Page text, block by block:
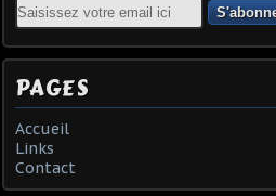
Email
PAGES
Accueil
Links
Contact